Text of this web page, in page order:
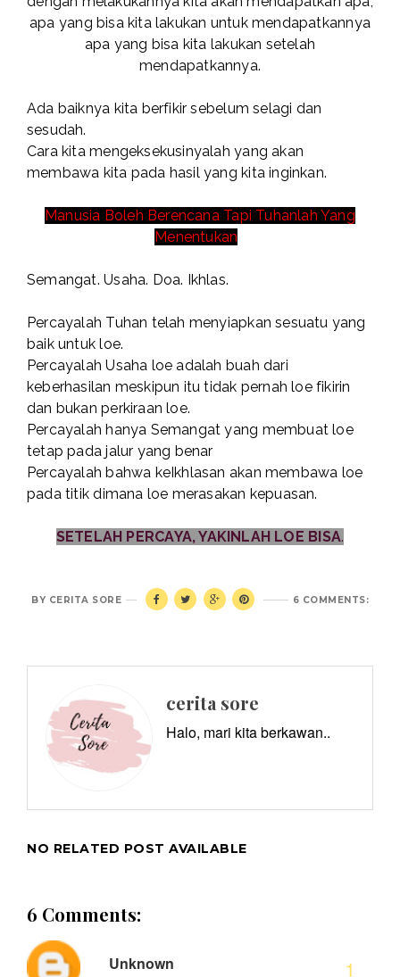
apa yang bisa kita lakukan untuk mendapatkannya
apa yang bisa kita lakukan setelah
mendapatkannya.
Ada baiknya kita berfikir sebelum selagi dan
sesudah.
Cara kita mengeksekusinyalah yang akan
membawa kita pada hasil yang kita inginkan.
Manusia Boleh Berencana Tapi Tuhanlah Yang
Menentukan
Semangat. Usaha. Doa. Ikhlas.
Percayalah Tuhan telah menyiapkan sesuatu yang
baik untuk loe.
Percayalah Usaha loe adalah buah dari
keberhasilan meskipun itu tidak pernah loe fikirin
dan bukan perkiraan loe.
Percayalah hanya Semangat yang membuat loe
tetap pada jalur yang benar
Percayalah bahwa keIkhlasan akan membawa loe
pada titik dimana loe merasakan kepuasan.
SETELAH PERCAYA, YAKINLAH LOE BISA.
6 COMMENTS:
BY CERITA SORE
cerita sore
Halo, mari kita berkawan..
NO RELATED POST AVAILABLE
6 Comments:
Unknown